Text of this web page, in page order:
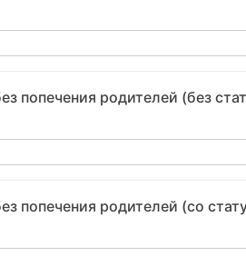
попечения родителей (без
попечения родителей (со